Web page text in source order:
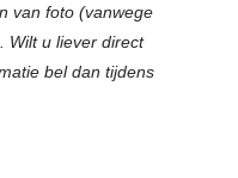
van foto (vanwege
Wilt u liever direct
bel dan tijdens